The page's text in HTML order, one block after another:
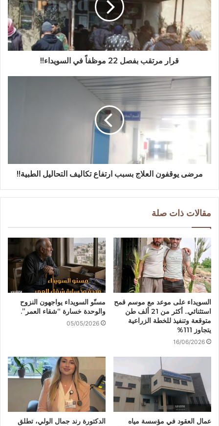
قرار مرتقب بفصل 22 موظفاً في السويداء!!
مرضى يوقفون العلاج بسبب ارتفاع تكاليف التحاليل الطبية!!
مقالات ذات صلة
السويداء على موعد مع موسم قمح
استثنائي.. أكثر من 21 ألف طن
متوقعة وتنفيذ للخطة الزراعية
يتجاوز 111%
16/06/2026
مسنّو السويداء يواجهون النزوح
والوحدة خسارة “شقاء العمر”.
05/05/2026
عمال العقود في مؤسسة مياه
الدكتورة رند جمال الولي، تطلق